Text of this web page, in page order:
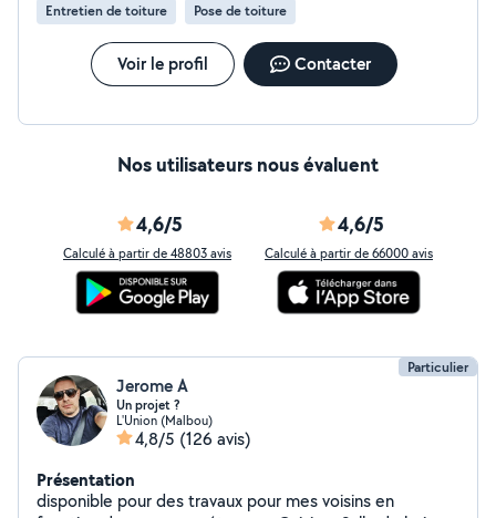
Entretien de toiture Pose de toiture
Voir le profil Contacter
Nos utilisateurs nous évaluent
4,6/5
Calculé à partir de 48803 avis
4,6/5
Calculé à partir de 66000 avis
Particulier
Jerome A
Un projet ?
L'Union (Malbou)
4,8/5 (126 avis)
Présentation
disponible pour des travaux pour mes voisins en